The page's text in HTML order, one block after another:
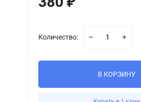
Количество:
В КОРЗИНУ